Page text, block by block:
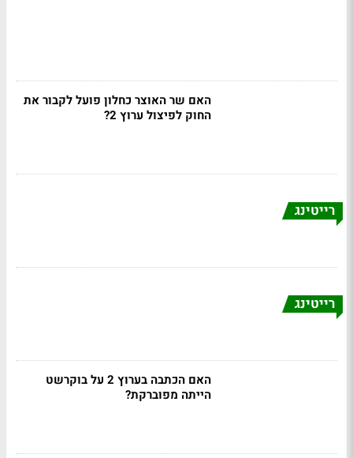
האם שר האוצר כחלון פועל לקבור את
החוק לפיצול ערוץ 2?
רייטינג
רייטינג
האם הכתבה בערוץ 2 על בוקרשט
הייתה מפוברקת?